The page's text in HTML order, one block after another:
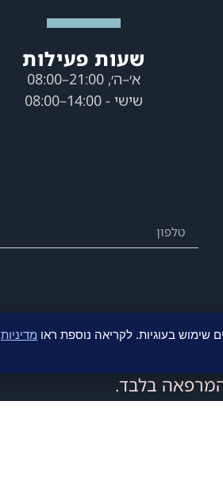
שעות פעילות
א׳–ה׳, 21:00–08:00
שישי - 14:00–08:00
בלבד.
בעוגיות. לקריאה נוספת ראו מדיניות